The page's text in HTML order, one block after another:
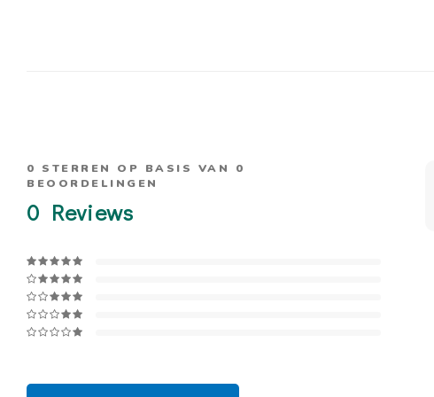
0 STERREN OP BASIS VAN 0
BEOORDELINGEN
0 Reviews